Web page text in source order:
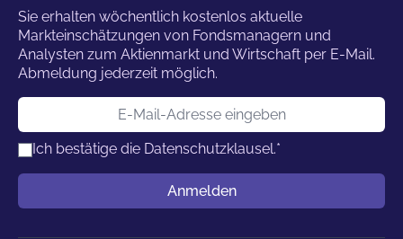
Sie erhalten wöchentlich kostenlos aktuelle
Markteinschätzungen von Fondsmanagern und
Analysten zum Aktienmarkt und Wirtschaft per E-Mail.
Abmeldung jederzeit möglich.
E-Mail-Adresse
Ich bestätige die Datenschutzklausel.*
Anmelden